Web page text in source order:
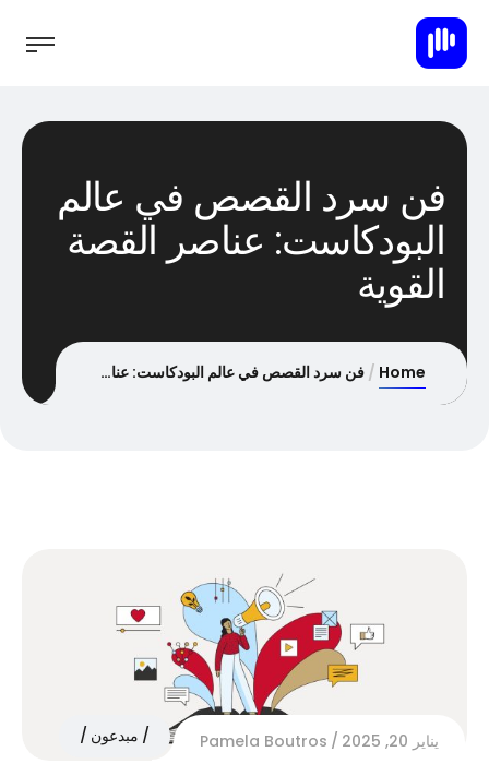
فن سرد القصص في عالم
البودكاست: عناصر القصة
القوية
Home فن سرد القصص في عالم البودكاست: عناصر القصة القوية
يناير 20, 2025 Pamela Boutros مبدعون